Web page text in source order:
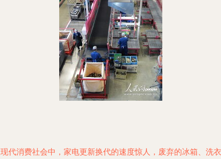
代消费社会中，家电更新换代的速度惊人，废弃的冰箱、洗衣